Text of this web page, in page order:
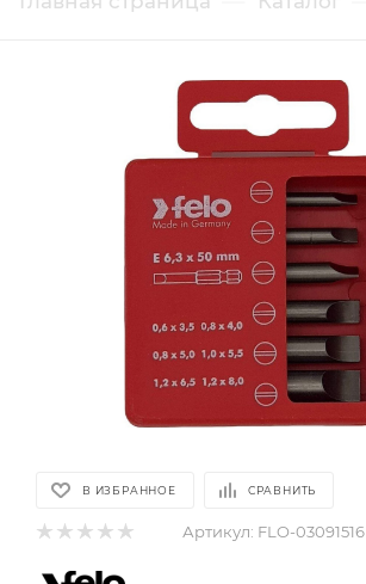
В ИЗБРАННОЕ СРАВНИТЬ
Артикул: FLO-03091516